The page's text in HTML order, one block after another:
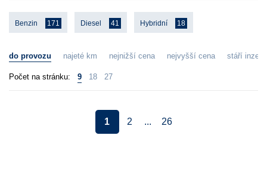
Benzin 171 Diesel 41 Hybridní 18
do provozu najeté km nejnižší cena nejvyšší cena stáří
Počet na stránku: 9 18 27
1 2 ... 26